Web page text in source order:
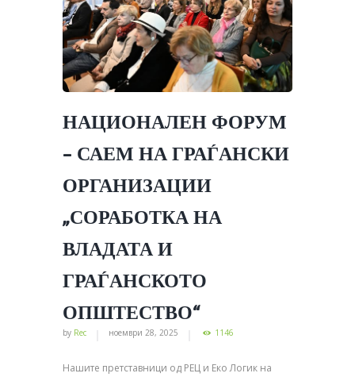
НАЦИОНАЛЕН ФОРУМ
– САЕМ НА ГРАЃАНСКИ
ОРГАНИЗАЦИИ
„СОРАБОТКА НА
ВЛАДАТА И
ГРАЃАНСКОТО
ОПШТЕСТВО“
by Rec ноември 28, 2025 1146
Нашите претставници од РЕЦ и Еко Логик на